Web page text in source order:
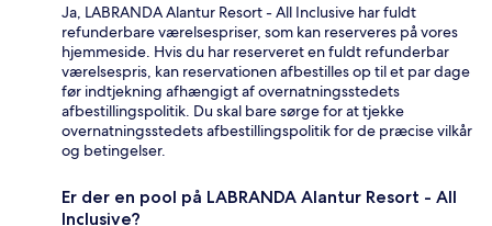
Ja, LABRANDA Alantur Resort - All Inclusive har fuldt
refunderbare værelsespriser, som kan reserveres på vores
hjemmeside. Hvis du har reserveret en fuldt refunderbar
værelsespris, kan reservationen afbestilles op til et par dage
før indtjekning afhængigt af overnatningsstedets
afbestillingspolitik. Du skal bare sørge for at tjekke
overnatningsstedets afbestillingspolitik for de præcise vilkår
og betingelser.
Er der en pool på LABRANDA Alantur Resort - All
Inclusive?